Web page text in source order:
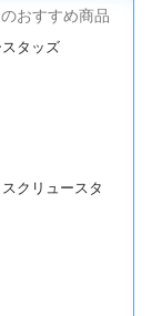
のおすすめ商品
タッズ
クリュースタ